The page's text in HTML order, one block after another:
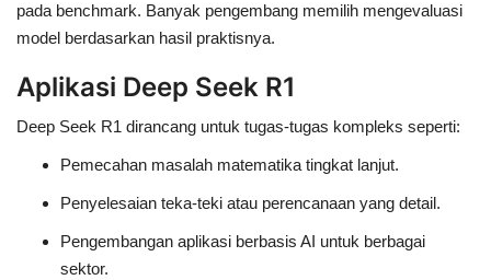
pada benchmark. Banyak pengembang memilih mengevaluasi
model berdasarkan hasil praktisnya.
Aplikasi Deep Seek R1
Deep Seek R1 dirancang untuk tugas-tugas kompleks seperti:
Pemecahan masalah matematika tingkat lanjut.
Penyelesaian teka-teki atau perencanaan yang detail.
Pengembangan aplikasi berbasis AI untuk berbagai
sektor.